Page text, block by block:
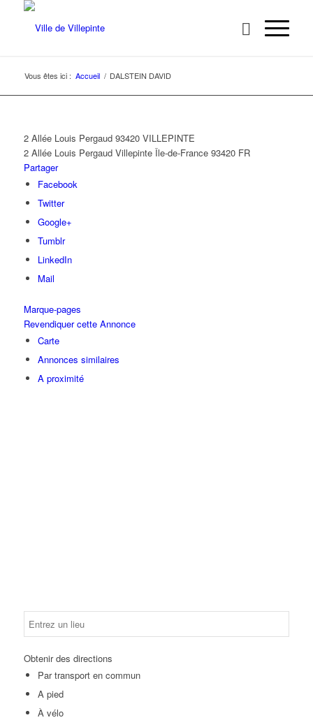
Vous êtes ici : Accueil / DALSTEIN DAVID
2 Allée Louis Pergaud 93420 VILLEPINTE
2 Allée Louis Pergaud Villepinte Île-de-France 93420 FR
Partager
Facebook
Twitter
Google+
Tumblr
LinkedIn
Mail
Marque-pages
Revendiquer cette Annonce
Carte
Annonces similaires
A proximité
Obtenir des directions
Par transport en commun
A pied
À vélo